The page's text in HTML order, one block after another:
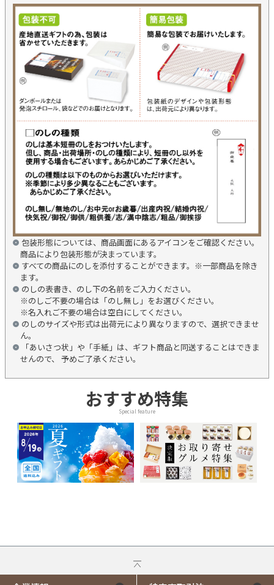
包装形態については、商品画面にあるアイコンをご確認ください。
商品により包装形態が決まっています。
すべての商品にのしを添付することができます。※一部商品を除き
ます。
のしの表書き、のし下の名前をご入力ください。
※のしご不要の場合は「のし無し」をお選びください。
※名入れご不要の場合は空白にしてください。
のしのサイズや形式は出荷元により異なりますので、選択できませ
ん。
「あいさつ状」や「手紙」は、ギフト商品と同送することはできま
せんので、 予めご了承ください。
おすすめ特集
Special feature